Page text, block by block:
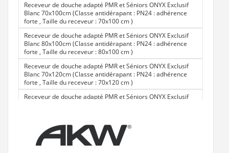
Receveur de douche adapté PMR et Séniors ONYX Exclusif
Blanc 70x100cm (Classe antidérapant : PN24 : adhérence
forte , Taille du receveur : 70x100 cm)
Receveur de douche adapté PMR et Séniors ONYX Exclusif
Blanc 80x100cm (Classe antidérapant : PN24 : adhérence
forte , Taille du receveur : 80x100 cm)
Receveur de douche adapté PMR et Séniors ONYX Exclusif
Blanc 70x120cm (Classe antidérapant : PN24 : adhérence
forte , Taille du receveur : 70x120 cm)
Receveur de douche adapté PMR et Séniors ONYX Exclusif
Receveur de douche adapté PMR et Séniors ONYX Exclusif
Blanc 90X120cm (Classe antidérapant : PN24 : adhérence
forte , Taille du receveur : 90x120 cm